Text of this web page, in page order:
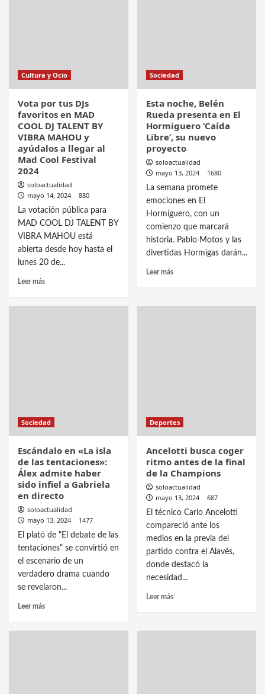
Cultura y Ocio
Vota por tus DJs
favoritos en MAD
COOL DJ TALENT BY
VIBRA MAHOU y
ayúdalos a llegar al
Mad Cool Festival
2024
soloactualidad
mayo 14, 2024
880
La votación pública para
MAD COOL DJ TALENT BY
VIBRA MAHOU está
abierta desde hoy hasta el
lunes 20 de...
Leer más
Sociedad
Esta noche, Belén
Rueda presenta en El
Hormiguero ‘Caída
Libre’, su nuevo
proyecto
soloactualidad
mayo 13, 2024
1680
La semana promete
emociones en El
Hormiguero, con un
comienzo que marcará
historia. Pablo Motos y las
divertidas Hormigas darán...
Leer más
Sociedad
Escándalo en «La isla
de las tentaciones»:
Álex admite haber
sido infiel a Gabriela
en directo
soloactualidad
mayo 13, 2024
1477
El plató de "El debate de las
tentaciones" se convirtió en
el escenario de un
verdadero drama cuando
se revelaron...
Leer más
Deportes
Ancelotti busca coger
ritmo antes de la final
de la Champions
soloactualidad
mayo 13, 2024
687
El técnico Carlo Ancelotti
compareció ante los
medios en la previa del
partido contra el Alavés,
donde destacó la
necesidad...
Leer más